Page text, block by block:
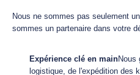
Nous ne sommes pas seulement
sommes un partenaire dans votre
Expérience clé en mainNous
logistique, de l'expédition des